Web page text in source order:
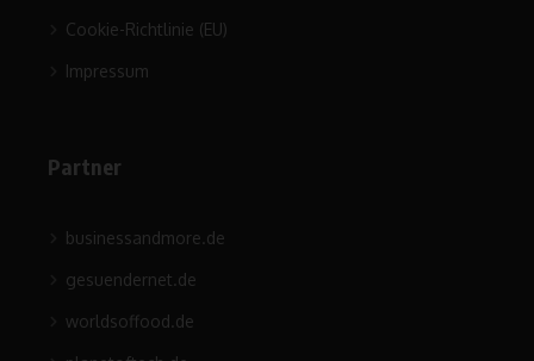
Cookie-Richtlinie (EU)
Impressum
Partner
businessandmore.de
gesuendernet.de
worldsoffood.de